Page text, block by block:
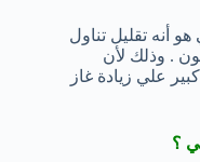
هو أنه تقليل تناول
. وذلك لأن
كبير علي زيادة غاز
؟